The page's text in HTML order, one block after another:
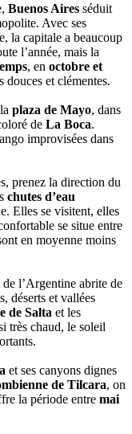
Buenos Aires séduit
Avec ses
la capitale a beaucoup
l’année, mais la
, en octobre et
douces et clémentes.
plaza de Mayo, dans
de La Boca.
improvisées dans
prenez la direction du
chutes d’eau
Elles se visitent, elles
se situe entre
en moyenne moins
de l’Argentine abrite de
déserts et vallées
de Salta et les
très chaud, le soleil
et ses canyons dignes
de Tilcara, on
la période entre mai